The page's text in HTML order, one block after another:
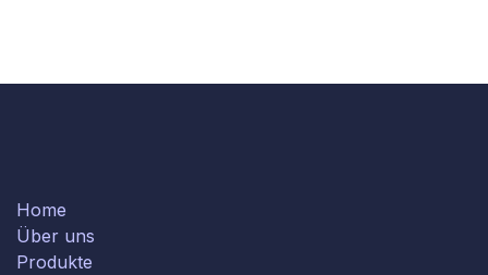
Home
Über uns
Produkte